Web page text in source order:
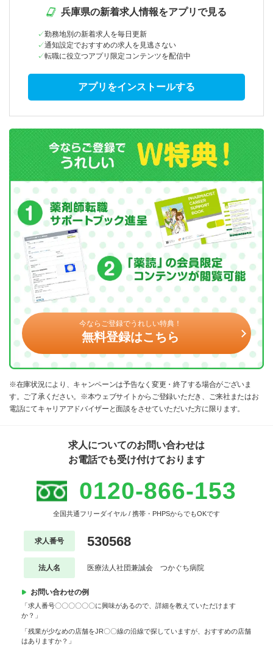
兵庫県の新着求人情報をアプリで見る
勤務地別の新着求人を毎日更新
通知設定でおすすめの求人を見逃さない
転職に役立つアプリ限定コンテンツを配信中
アプリをインストールする
今ならご登録でうれしい特典！
無料登録はこちら
※在庫状況により、キャンペーンは予告なく変更・終了する場合がございま
す。ご了承ください。※本ウェブサイトからご登録いただき、ご来社またはお
電話にてキャリアアドバイザーと面談をさせていただいた方に限ります。
求人についてのお問い合わせは
お電話でも受け付けております
0120-866-153
全国共通フリーダイヤル / 携帯・PHPSからでもOKです
求人番号 530568
法人名 医療法人社団兼誠会 つかぐち病院
お問い合わせの例
「求人番号〇〇〇〇〇〇に興味があるので、詳細を教えていただけます
か？」
「残業が少なめの店舗をJR〇〇線の沿線で探していますが、おすすめの店舗
はありますか？」